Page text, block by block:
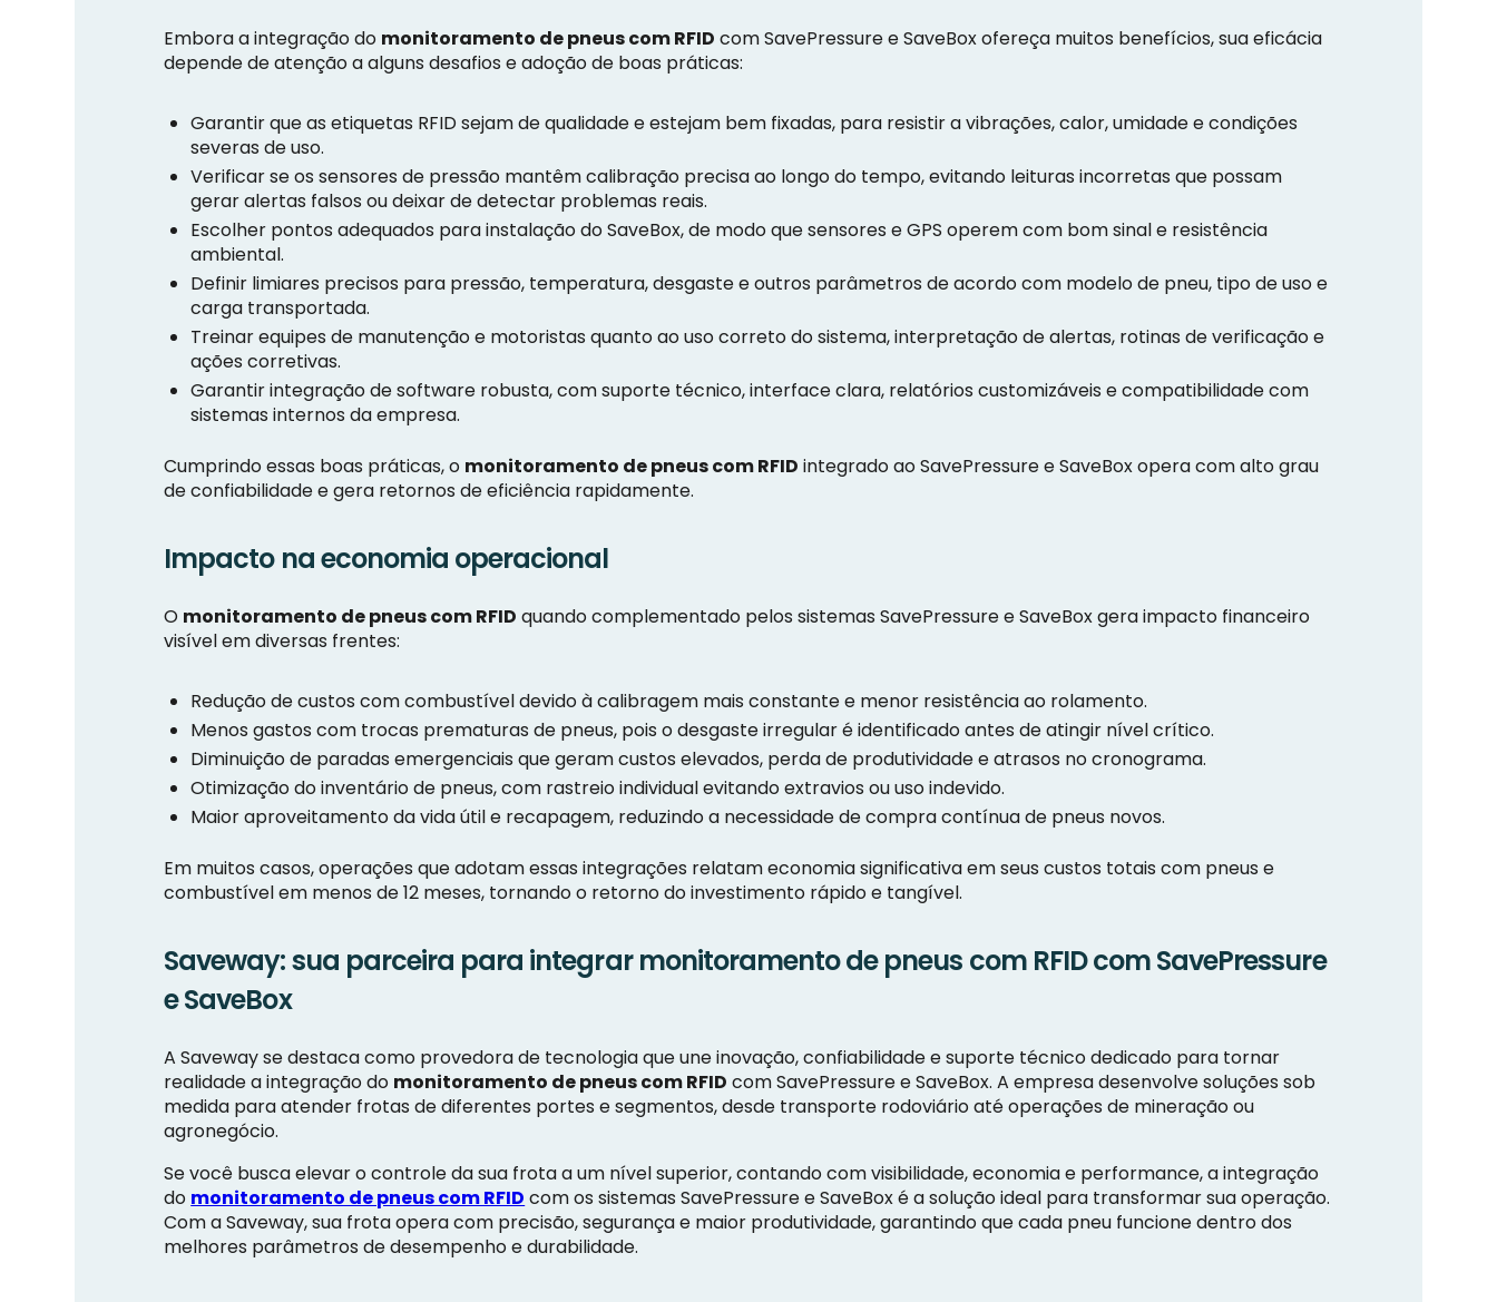
Embora a integração do monitoramento de pneus com RFID com SavePressure e SaveBox ofereça muitos benefícios, sua eficácia
depende de atenção a alguns desafios e adoção de boas práticas:
Garantir que as etiquetas RFID sejam de qualidade e estejam bem fixadas, para resistir a vibrações, calor, umidade e condições
severas de uso.
Verificar se os sensores de pressão mantêm calibração precisa ao longo do tempo, evitando leituras incorretas que possam
gerar alertas falsos ou deixar de detectar problemas reais.
Escolher pontos adequados para instalação do SaveBox, de modo que sensores e GPS operem com bom sinal e resistência
ambiental.
Definir limiares precisos para pressão, temperatura, desgaste e outros parâmetros de acordo com modelo de pneu, tipo de uso e
carga transportada.
Treinar equipes de manutenção e motoristas quanto ao uso correto do sistema, interpretação de alertas, rotinas de verificação e
ações corretivas.
Garantir integração de software robusta, com suporte técnico, interface clara, relatórios customizáveis e compatibilidade com
sistemas internos da empresa.
Cumprindo essas boas práticas, o monitoramento de pneus com RFID integrado ao SavePressure e SaveBox opera com alto grau
de confiabilidade e gera retornos de eficiência rapidamente.
Impacto na economia operacional
O monitoramento de pneus com RFID quando complementado pelos sistemas SavePressure e SaveBox gera impacto financeiro
visível em diversas frentes:
Redução de custos com combustível devido à calibragem mais constante e menor resistência ao rolamento.
Menos gastos com trocas prematuras de pneus, pois o desgaste irregular é identificado antes de atingir nível crítico.
Diminuição de paradas emergenciais que geram custos elevados, perda de produtividade e atrasos no cronograma.
Otimização do inventário de pneus, com rastreio individual evitando extravios ou uso indevido.
Maior aproveitamento da vida útil e recapagem, reduzindo a necessidade de compra contínua de pneus novos.
Em muitos casos, operações que adotam essas integrações relatam economia significativa em seus custos totais com pneus e
combustível em menos de 12 meses, tornando o retorno do investimento rápido e tangível.
Saveway: sua parceira para integrar monitoramento de pneus com RFID com SavePressure
e SaveBox
A Saveway se destaca como provedora de tecnologia que une inovação, confiabilidade e suporte técnico dedicado para tornar
realidade a integração do monitoramento de pneus com RFID com SavePressure e SaveBox. A empresa desenvolve soluções sob
medida para atender frotas de diferentes portes e segmentos, desde transporte rodoviário até operações de mineração ou
agronegócio.
Se você busca elevar o controle da sua frota a um nível superior, contando com visibilidade, economia e performance, a integração
do monitoramento de pneus com RFID com os sistemas SavePressure e SaveBox é a solução ideal para transformar sua operação.
Com a Saveway, sua frota opera com precisão, segurança e maior produtividade, garantindo que cada pneu funcione dentro dos
melhores parâmetros de desempenho e durabilidade.